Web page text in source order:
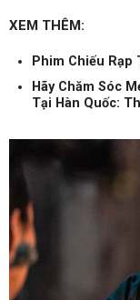
XEM THÊM:
Phim Chiếu Rạp
Hãy Chăm Sóc
Tại Hàn Quốc: